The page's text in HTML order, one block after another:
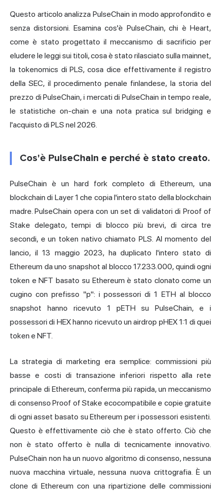
Questo articolo analizza PulseChain in modo approfondito e
senza distorsioni. Esamina cos'è PulseChain, chi è Heart,
come è stato progettato il meccanismo di sacrificio per
eludere le leggi sui titoli, cosa è stato rilasciato sulla mainnet,
la tokenomics di PLS, cosa dice effettivamente il registro
della SEC, il procedimento penale finlandese, la storia del
prezzo di PulseChain, i mercati di PulseChain in tempo reale,
le statistiche on-chain e una nota pratica sul bridging e
l'acquisto di PLS nel 2026.
Cos'è PulseChain e perché è stato creato.
PulseChain è un hard fork completo di Ethereum, una
blockchain di Layer 1 che copia l'intero stato della blockchain
madre. PulseChain opera con un set di validatori di Proof of
Stake delegato, tempi di blocco più brevi, di circa tre
secondi, e un token nativo chiamato PLS. Al momento del
lancio, il 13 maggio 2023, ha duplicato l'intero stato di
Ethereum da uno snapshot al blocco 17.233.000, quindi ogni
token e NFT basato su Ethereum è stato clonato come un
cugino con prefisso "p": i possessori di 1 ETH al blocco
snapshot hanno ricevuto 1 pETH su PulseChain, e i
possessori di HEX hanno ricevuto un airdrop pHEX 1:1 di quei
token e NFT.
La strategia di marketing era semplice: commissioni più
basse e costi di transazione inferiori rispetto alla rete
principale di Ethereum, conferma più rapida, un meccanismo
di consenso Proof of Stake ecocompatibile e copie gratuite
di ogni asset basato su Ethereum per i possessori esistenti.
Questo è effettivamente ciò che è stato offerto. Ciò che
non è stato offerto è nulla di tecnicamente innovativo.
PulseChain non ha un nuovo algoritmo di consenso, nessuna
nuova macchina virtuale, nessuna nuova crittografia. È un
clone di Ethereum con una ripartizione delle commissioni